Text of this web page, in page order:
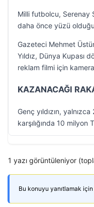
Milli futbolcu, Serenay
daha önce yüzü
Gazeteci Mehmet
Yıldız, Dünya Kupası
reklam filmi için
KAZANACAĞI
Genç yıldızın,
karşılığında 10
1 yazı görüntüleniyor
Bu konuyu yanıtlamak için